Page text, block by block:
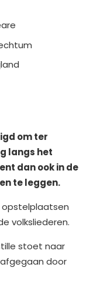
om ter
langs het
dan ook in de
te leggen.
opstelplaatsen
volksliederen.
stoet naar
door